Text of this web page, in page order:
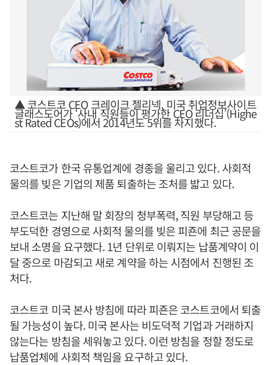
▲ 코스트코 CEO 크레이크 젤리넥, 미국 취업정보사이트
글래스도어가 ‘사내 직원들이 평가한 CEO 리더십’(Highe
st Rated CEOs)에서 2014년도 5위를 차지했다.
코스트코가 한국 유통업계에 경종을 울리고 있다. 사회적
물의를 빚은 기업의 제품 퇴출하는 조처를 밟고 있다.
코스트코는 지난해 말 회장의 청부폭력, 직원 부당해고 등
부도덕한 경영으로 사회적 물의를 빚은 피죤에 최근 공문을
보내 소명을 요구했다. 1년 단위로 이뤄지는 납품계약이 이
달 중으로 마감되고 새로 계약을 하는 시점에서 진행된 조
처다.
코스트코 미국 본사 방침에 따라 피죤은 코스트코에서 퇴출
될 가능성이 높다. 미국 본사는 비도덕적 기업과 거래하지
않는다는 방침을 세워놓고 있다. 이런 방침을 정할 정도로
납품업체에 사회적 책임을 요구하고 있다.